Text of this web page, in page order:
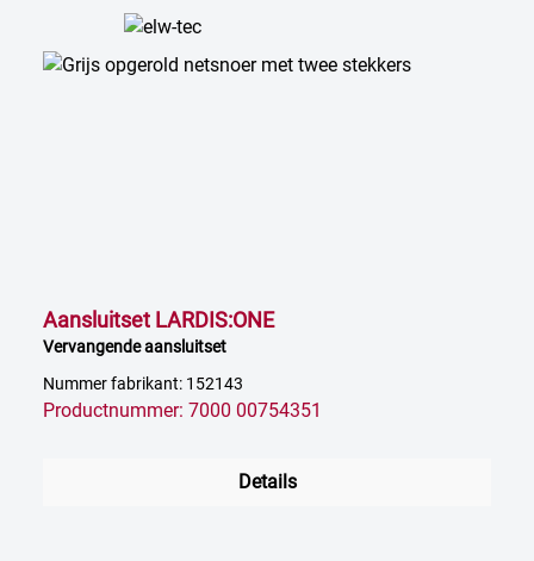
Aansluitset LARDIS:ONE
Vervangende aansluitset
Nummer fabrikant: 152143
Productnummer: 7000 00754351
Details